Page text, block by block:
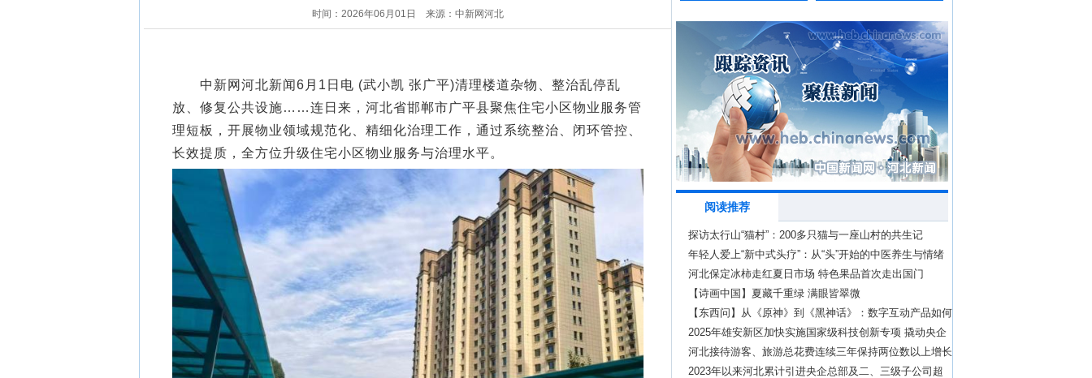
时间：2026年06月01日 来源：中新网河北
中新网河北新闻6月1日电 (武小凯 张广平)清理楼道杂物、整治乱停乱
放、修复公共设施……连日来，河北省邯郸市广平县聚焦住宅小区物业服务管
理短板，开展物业领域规范化、精细化治理工作，通过系统整治、闭环管控、
长效提质，全方位升级住宅小区物业服务与治理水平。
阅读推荐
探访太行山“猫村”：200多只猫与一座山村的共生记
年轻人爱上“新中式头疗”：从“头”开始的中医养生与情绪
疗愈
河北保定冰柿走红夏日市场 特色果品首次走出国门
【诗画中国】夏藏千重绿 满眼皆翠微
【东西问】从《原神》到《黑神话》：数字互动产品如何
打破文化壁垒？
2025年雄安新区加快实施国家级科技创新专项 撬动央企
等投入5.2亿元
河北接待游客、旅游总花费连续三年保持两位数以上增长
2023年以来河北累计引进央企总部及二、三级子公司超